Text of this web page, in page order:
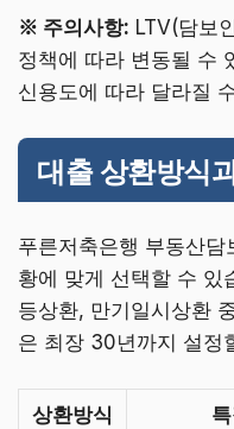
※ 주의사항: LTV(담보
정책에 따라 변동될 수
신용도에 따라 달라질
대출 상환방식
푸른저축은행 부동산
황에 맞게 선택할 수 있
등상환, 만기일시상환
은 최장 30년까지 설정
상환방식